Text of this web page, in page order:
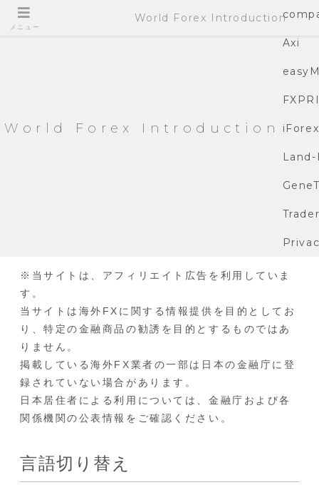
World Forex Introduction
Axi
iForex
Land-
※当サイトは、アフィリエイト広告を利用していま
す。
当サイトは海外FXに関する情報提供を目的としてお
り、特定の金融商品の勧誘を目的とするものではあ
りません。
掲載している海外FX業者の一部は日本の金融庁に登
録されていない場合があります。
日本居住者による利用については、金融庁および各
関係機関の公表情報をご確認ください。
言語切り替え
メニュー
World Forex Introduction